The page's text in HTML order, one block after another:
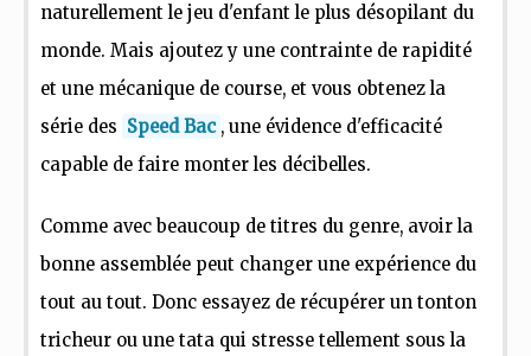
naturellement le jeu d'enfant le plus désopilant du
monde. Mais ajoutez y une contrainte de rapidité
et une mécanique de course, et vous obtenez la
série des Speed Bac , une évidence d'efficacité
capable de faire monter les décibelles.
Comme avec beaucoup de titres du genre, avoir la
bonne assemblée peut changer une expérience du
tout au tout. Donc essayez de récupérer un tonton
tricheur ou une tata qui stresse tellement sous la